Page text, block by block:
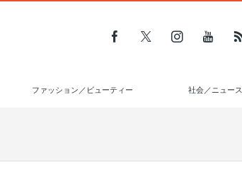
ファッション／ビューティー 社会／ニュース